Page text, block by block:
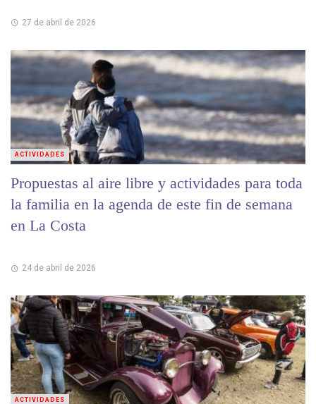
27 de abril de 2026
Propuestas al aire libre y actividades para toda
la familia en la agenda de este fin de semana
en La Costa
24 de abril de 2026
ACTIVIDADES
ACTIVIDADES